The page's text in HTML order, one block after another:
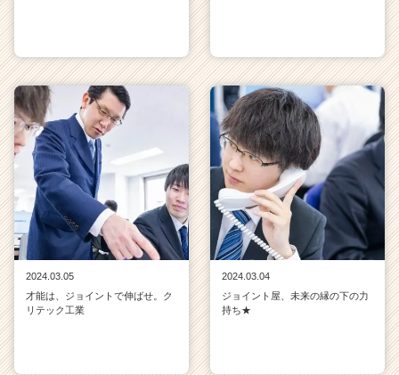
2024.03.05
才能は、ジョイントで伸ばせ。ク
リテック工業
2024.03.04
ジョイント屋、未来の縁の下の力
持ち★